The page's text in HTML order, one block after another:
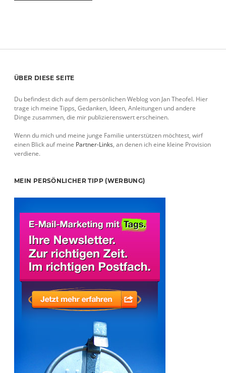
Sidebar
ÜBER DIESE SEITE
Du befindest dich auf dem persönlichen Weblog von Jan Theofel. Hier
trage ich meine Tipps, Gedanken, Ideen, Anleitungen und andere
Dinge zusammen, die mir publizierenswert erscheinen.
Wenn du mich und meine junge Familie unterstützen möchtest, wirf
einen Blick auf meine Partner-Links, an denen ich eine kleine Provision
verdiene.
MEIN PERSÖNLICHER TIPP (WERBUNG)